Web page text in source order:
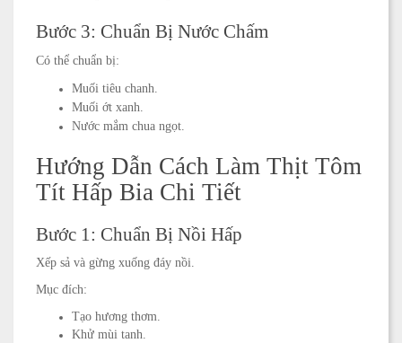
Bước 3: Chuẩn Bị Nước Chấm
Có thể chuẩn bị:
Muối tiêu chanh.
Muối ớt xanh.
Nước mắm chua ngọt.
Hướng Dẫn Cách Làm Thịt Tôm
Tít Hấp Bia Chi Tiết
Bước 1: Chuẩn Bị Nồi Hấp
Xếp sả và gừng xuống đáy nồi.
Mục đích:
Tạo hương thơm.
Khử mùi tanh.